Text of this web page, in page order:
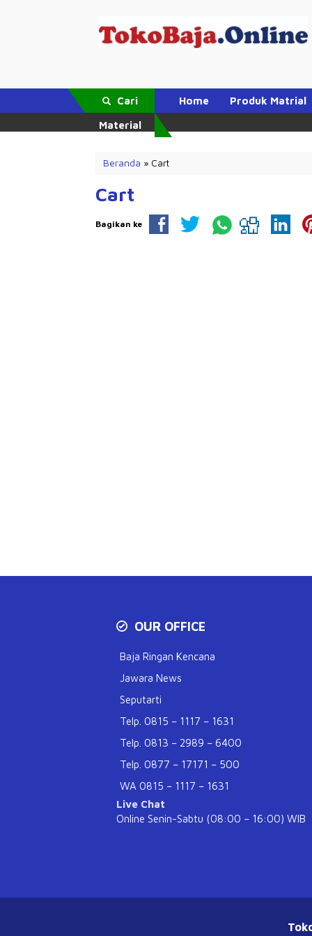
Cari
Material
Home Produk Matrial
Beranda » Cart
Cart
Bagikan ke
OUR OFFICE
Baja Ringan Kencana
Jawara News
Seputarti
Telp. 0815 – 1117 – 1631
Telp. 0813 – 2989 – 6400
Telp. 0877 – 17171 – 500
WA 0815 – 1117 – 1631
Live Chat
Online Senin-Sabtu (08:00 – 16:00) WIB